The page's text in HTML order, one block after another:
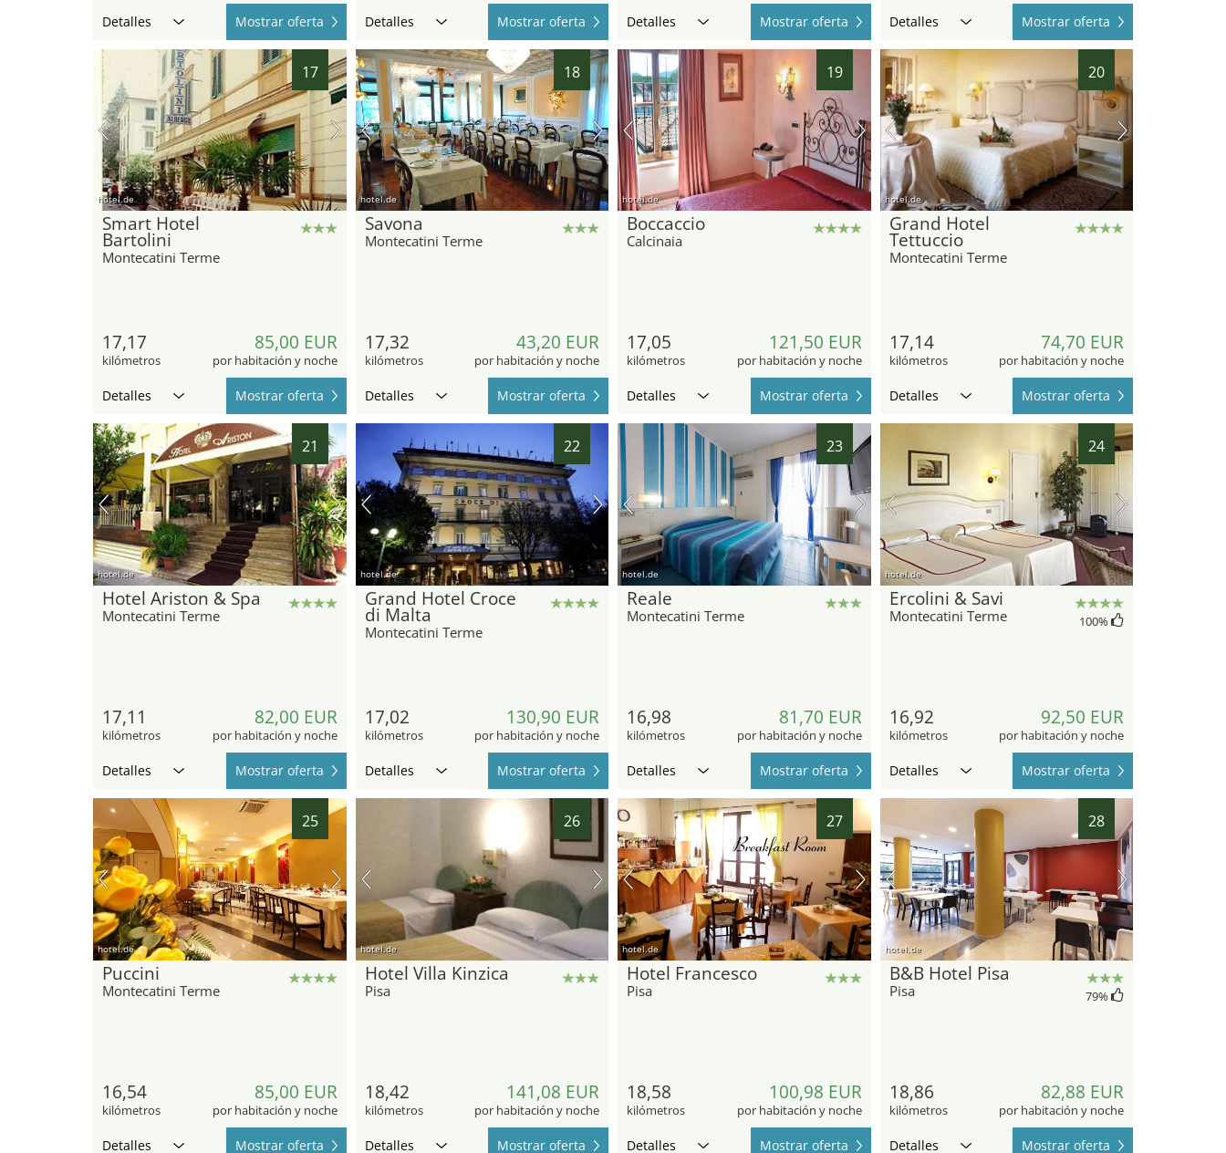
Detalles Mostrar oferta Detalles Mostrar oferta Detalles Mostrar oferta Detalles Mostrar oferta
17
hotel.de
Smart Hotel
Bartolini
Montecatini Terme
17,17
kilómetros
85,00 EUR
por habitación y noche
Detalles Mostrar oferta
18
hotel.de
Savona
Montecatini Terme
17,32
kilómetros
43,20 EUR
por habitación y noche
Detalles Mostrar oferta
19
hotel.de
Boccaccio
Calcinaia
17,05
kilómetros
121,50 EUR
por habitación y noche
Detalles Mostrar oferta
20
hotel.de
Grand Hotel
Tettuccio
Montecatini Terme
17,14
kilómetros
74,70 EUR
por habitación y noche
Detalles Mostrar oferta
21
hotel.de
Hotel Ariston & Spa
Montecatini Terme
17,11
kilómetros
82,00 EUR
por habitación y noche
Detalles Mostrar oferta
22
hotel.de
Grand Hotel Croce
di Malta
Montecatini Terme
17,02
kilómetros
130,90 EUR
por habitación y noche
Detalles Mostrar oferta
23
hotel.de
Reale
Montecatini Terme
16,98
kilómetros
81,70 EUR
por habitación y noche
Detalles Mostrar oferta
24
hotel.de
Ercolini & Savi
Montecatini Terme 100%
16,92
kilómetros
92,50 EUR
por habitación y noche
Detalles Mostrar oferta
25
hotel.de
Puccini
Montecatini Terme
16,54
kilómetros
85,00 EUR
por habitación y noche
Detalles Mostrar oferta
26
hotel.de
Hotel Villa Kinzica
Pisa
18,42
kilómetros
141,08 EUR
por habitación y noche
Detalles Mostrar oferta
27
hotel.de
Hotel Francesco
Pisa
18,58
kilómetros
100,98 EUR
por habitación y noche
Detalles Mostrar oferta
28
hotel.de
B&B Hotel Pisa
Pisa 79%
18,86
kilómetros
82,88 EUR
por habitación y noche
Detalles Mostrar oferta